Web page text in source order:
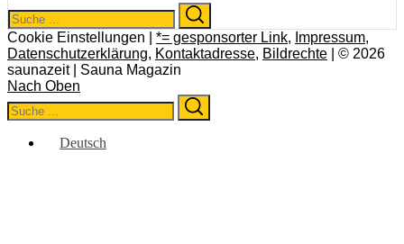
Search
for:
Cookie Einstellungen | *= gesponsorter Link, Impressum,
Datenschutzerklärung, Kontaktadresse, Bildrechte | © 2026
saunazeit | Sauna Magazin
Nach Oben
Search
for:
Deutsch